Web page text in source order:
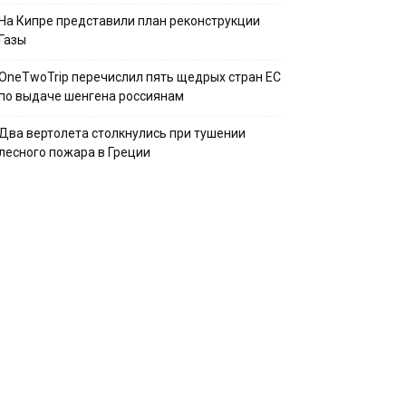
Кипре представили план реконструкции
перечислил пять щедрых стран ЕС
выдаче шенгена россиянам
вертолета столкнулись при тушении
пожара в Греции